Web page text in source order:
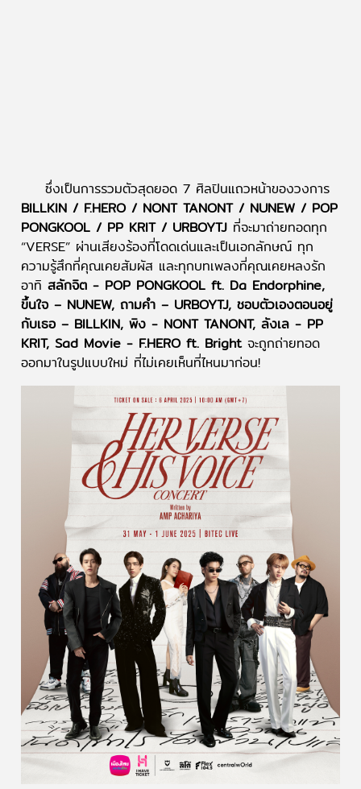
ซึ่งเป็นการรวมตัวสุดยอด 7 ศิลปินแถวหน้าของวงการ
BILLKIN / F.HERO / NONT TANONT / NUNEW / POP
PONGKOOL / PP KRIT / URBOYTJที่จะมาถ่ายทอดทุก
“VERSE” ผ่านเสียงร้องที่โดดเด่นและเป็นเอกลักษณ์ ทุก
ความรู้สึกที่คุณเคยสัมผัส และทุกบทเพลงที่คุณเคยหลงรัก
อาทิ สลักจิต - POP PONGKOOL ft. Da Endorphine,
ขึ้นใจ – NUNEW, ถามคำ – URBOYTJ, ชอบตัวเองตอนอยู่
กับเธอ – BILLKIN, พิง - NONT TANONT, ลังเล - PP
KRIT, Sad Movie - F.HERO ft. Brightจะถูกถ่ายทอด
ออกมาในรูปแบบใหม่ ที่ไม่เคยเห็นที่ไหนมาก่อน!